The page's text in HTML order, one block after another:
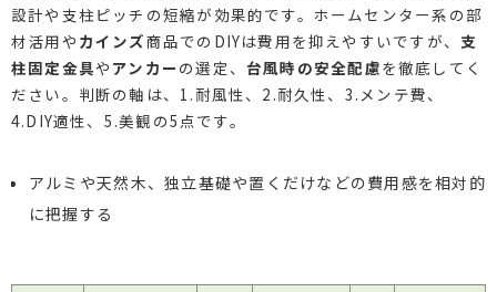
設計や支柱ピッチの短縮が効果的です。ホームセンター系の部
材活用や カインズ商品でのDIYは費用を抑えやすいですが、 支
柱固定金具や アンカー の選定、 台風時の安全配慮を徹底してく
ださい。判断の軸は、1.耐風性、2.耐久性、3.メンテ費、
4.DIY適性、5.美観の5点です。
アルミや天然木、独立基礎や置くだけなどの費用感を相対的
に把握する